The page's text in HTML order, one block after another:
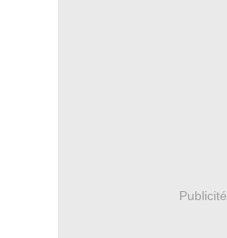
Publicité